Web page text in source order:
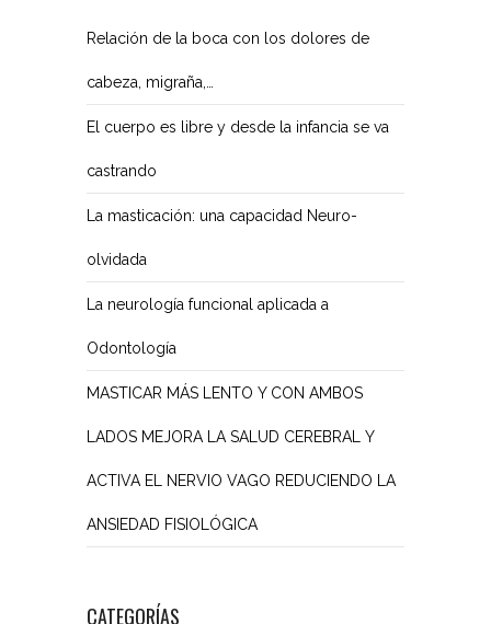
Relación de la boca con los dolores de
cabeza, migraña,…
El cuerpo es libre y desde la infancia se va
castrando
La masticación: una capacidad Neuro-
olvidada
La neurología funcional aplicada a
Odontología
MASTICAR MÁS LENTO Y CON AMBOS
LADOS MEJORA LA SALUD CEREBRAL Y
ACTIVA EL NERVIO VAGO REDUCIENDO LA
ANSIEDAD FISIOLÓGICA
CATEGORÍAS